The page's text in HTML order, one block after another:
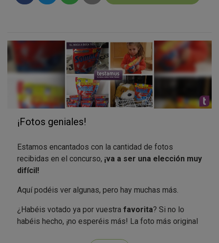
¡Fotos geniales!
Estamos encantados con la cantidad de fotos
recibidas en el concurso, ¡va a ser una elección muy
difícil!
Aquí podéis ver algunas, pero hay muchas más.
¿Habéis votado ya por vuestra favorita? Si no lo
habéis hecho, ¡no esperéis más! La foto más original